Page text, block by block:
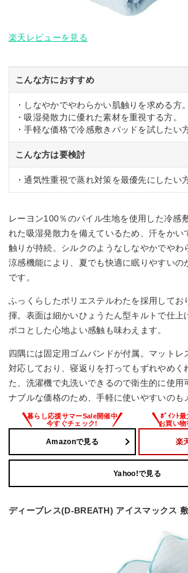
楽天レビューを見る
こんな方におすすめ
・しなやかでやわらかい肌触りを求める方。
・吸湿発散力に優れた素材を重視する方。
・手軽な価格で冷感敷きパッドを試したい方
こんな方は要検討
・通気性重視で蒸れ対策を最優先にしたい方
レーヨン100％のパイル生地を使用した冷感
れた吸湿発散力を備えているため、汗をかい
触りが持続。シルクのようなしなやかでやわ
涼感機能により、夏でも快適に眠りやすいの
です。
ふっくらしたポリエステルわたを採用してお
揮。表面は細かいひょうたん型キルトで仕上
ポコとした心地よい感触も味わえます。
四隅には固定用ゴムバンドが付属。マットレ
対応しており、寝返りを打ってもずれやめく
た、洗濯機で丸洗いできるので衛生的に使用
ナブルな価格のため、手軽に使いやすいのも
Amazonで見る 楽
Yahoo!で見る
ディーブレス(D-BREATH) アイスマックス